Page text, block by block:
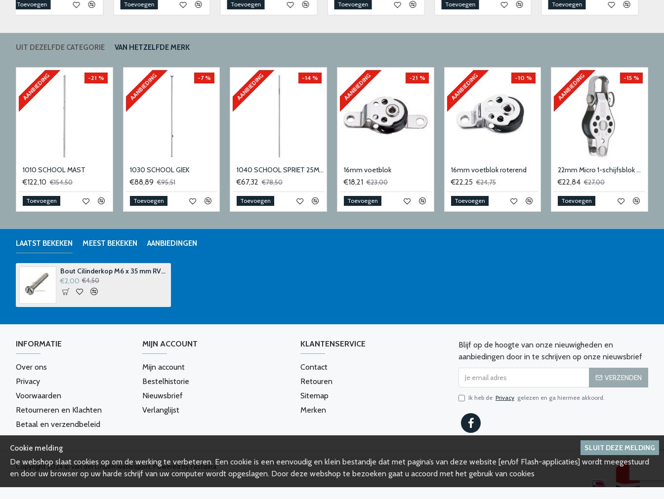
Toevoegen Toevoegen Toevoegen Toevoegen Toevoegen Toevoegen
UIT DEZELFDE CATEGORIE VAN HETZELFDE MERK
AANBIEDING -21 %
1010 SCHOOL MAST
€122,10 €154,50
Toevoegen
AANBIEDING -7 %
1030 SCHOOL GIEK
€88,89 €95,51
Toevoegen
AANBIEDING -14 %
1040 SCHOOL SPRIET 25MM
€67,32 €78,50
Toevoegen
AANBIEDING -21 %
16mm voetblok
€18,21 €23,00
Toevoegen
AANBIEDING -10 %
16mm voetblok roterend
€22,25 €24,75
Toevoegen
AANBIEDING -15 %
22mm Micro 1-schijfsblok met hondsvot en sluiting
€22,84 €27,00
Toevoegen
LAATST BEKEKEN MEEST BEKEKEN AANBIEDINGEN
Bout Cilinderkop M6 x 35 mm RVS A4 - 4 Stuks
€2,00 €4,50
INFORMATIE
Over ons
Privacy
Voorwaarden
Retourneren en Klachten
Betaal en verzendbeleid
MIJN ACCOUNT
Mijn account
Bestelhistorie
Nieuwsbrief
Verlanglijst
KLANTENSERVICE
Contact
Retouren
Sitemap
Merken
Blijf op de hoogte van onze nieuwigheden en
aanbiedingen door in te schrijven op onze nieuwsbrief
VERZENDEN
Ik heb de Privacy gelezen en ga hiermee akkoord.
Copyright 2024 © van der Linden watersport, Powered by Fastdata
SLUIT DEZE MELDING
Cookie melding
De webshop slaat cookies op om de werking te verbeteren. Een cookie is een eenvoudig en klein bestandje dat met pagina’s van deze website [en/of Flash-applicaties] wordt meegestuurd
en door uw browser op uw harde schrijf van uw computer wordt opgeslagen. Door deze webshop te bezoeken gaat u accoord met het gebruik van cookies